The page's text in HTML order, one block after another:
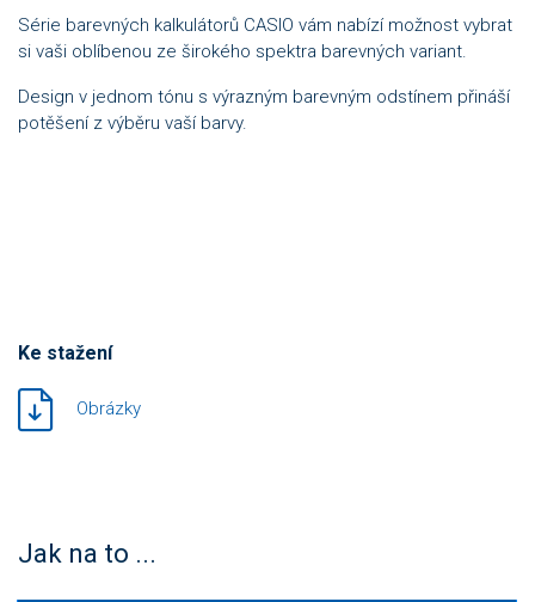
Série barevných kalkulátorů CASIO vám nabízí možnost vybrat
si vaši oblíbenou ze širokého spektra barevných variant.
Design v jednom tónu s výrazným barevným odstínem přináší
potěšení z výběru vaší barvy.
Ke stažení
Obrázky
Jak na to ...